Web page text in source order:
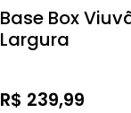
Base Box
Largura
R$ 239,99